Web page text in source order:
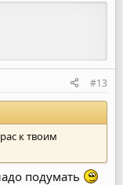
#13
к твоим
подумать